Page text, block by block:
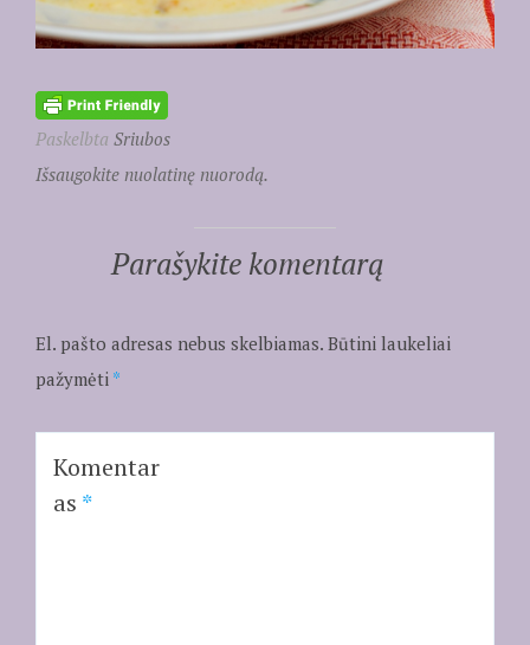
Paskelbta Sriubos
Išsaugokite nuolatinę nuorodą.
Parašykite komentarą
El. pašto adresas nebus skelbiamas. Būtini laukeliai
pažymėti *
Komentar
as *